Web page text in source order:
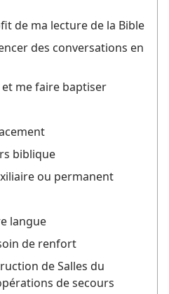
de ma lecture de la Bible
des conversations en
et me faire baptiser
biblique
ou permanent
langue
de renfort
de Salles du
de secours